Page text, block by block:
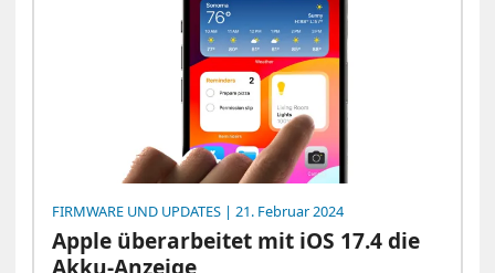
FIRMWARE UND UPDATES | 21. Februar 2024
Apple überarbeitet mit iOS 17.4 die
Akku-Anzeige